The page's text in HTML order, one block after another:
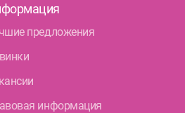
предложения
информация